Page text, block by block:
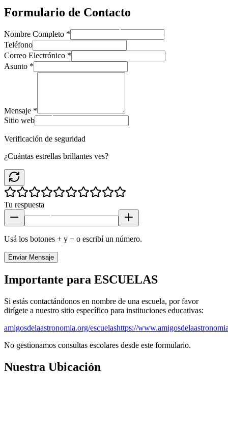
Formulario de Contacto
Nombre Completo *
Teléfono
Correo Electrónico *
Asunto *
Mensaje *
Sitio web
Verificación de seguridad
¿Cuántas estrellas brillantes ves?
Tu respuesta
Usá los botones + y − o escribí un número.
Enviar Mensaje
Importante para ESCUELAS
Si estás contactándonos en nombre de una escuela, por favor
dirígete a nuestro sitio específico para instituciones educativas:
amigosdelaastronomia.org/escuelashttps://
No gestionamos consultas escolares desde este formulario.
Nuestra Ubicación